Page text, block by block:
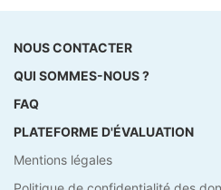
NOUS CONTACTER
QUI SOMMES-NOUS ?
FAQ
PLATEFORME D'ÉVALUATION
Mentions légales